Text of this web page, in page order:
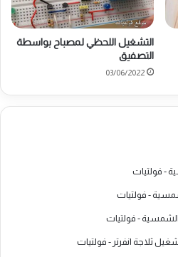
التشغيل اللحظي لمصباح بواسطة
التصفيق
03/06/2022
- فولتيات
- فولتيات
- فولتيات
ثلاجة انفرتر - فولتيات